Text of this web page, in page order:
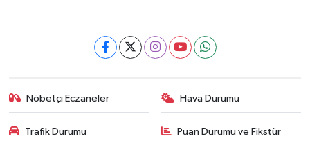
Nöbetçi Eczaneler Hava Durumu
Trafik Durumu Puan Durumu ve Fikstür